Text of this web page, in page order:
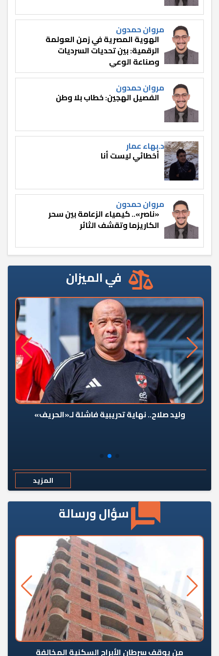
مروان حمدون
الهوية المصرية في زمن العولمة
الرقمية: بين تحديات السرديات
وصناعة الوعي
مروان حمدون
الفصيل الهجين: خطاب بلا وطن
د.بهاء عمار
أخطائي ليست أنا
مروان حمدون
«ناصر».. كيمياء الزعامة بين سحر
الكاريزما وتقشف الثائر
في الميزان
وليد صلاح.. نهاية تدريبية فاشلة لـ«الحريف»
المزيد
سؤال ورسالة
من يوقف سرطان الأبراج السكنية المخالفة